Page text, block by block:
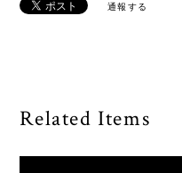
通報する
Related Items